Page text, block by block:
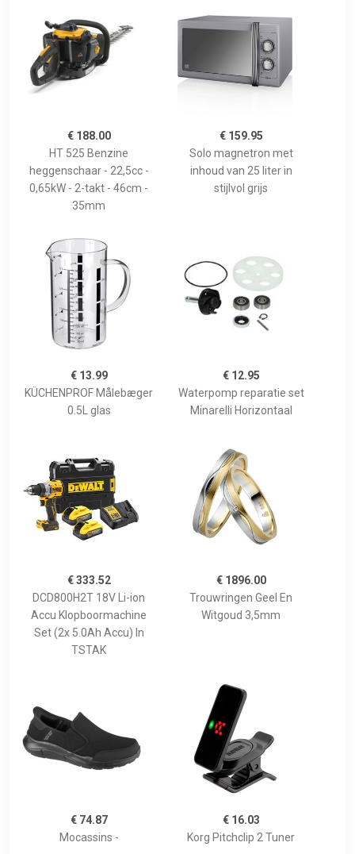
€ 188.00
HT 525 Benzine
heggenschaar - 22,5cc -
0,65kW - 2-takt - 46cm -
35mm
€ 159.95
Solo magnetron met
inhoud van 25 liter in
stijlvol grijs
€ 13.99
KÜCHENPROF Målebæger
0.5L glas
€ 12.95
Waterpomp reparatie set
Minarelli Horizontaal
€ 333.52
DCD800H2T 18V Li-ion
Accu Klopboormachine
Set (2x 5.0Ah Accu) In
TSTAK
€ 1896.00
Trouwringen Geel En
Witgoud 3,5mm
€ 74.87
Mocassins -
€ 16.03
Korg Pitchclip 2 Tuner